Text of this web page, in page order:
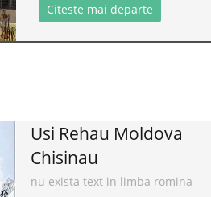
Citeste mai departe
Usi Rehau Moldova
Chisinau
nu exista text in limba romina